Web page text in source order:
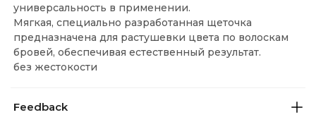
универсальность в применении.
Мягкая, специально разработанная щеточка
предназначена для растушевки цвета по волоскам
бровей, обеспечивая естественный результат.
без жестокости
Feedback